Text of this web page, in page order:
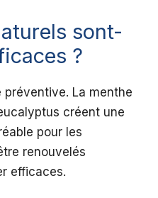
sont-
?
préventive. La menthe
créent une
pour les
renouvelés
efficaces.